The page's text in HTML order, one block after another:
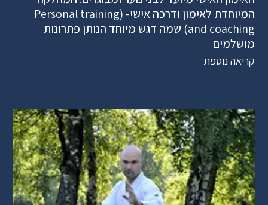
המיוחדת לאימון ודרכה אישי- (Personal training
and coaching) שמה דגש מיוחד הנותן פתרונות
מושלמים
קריאה נוספת